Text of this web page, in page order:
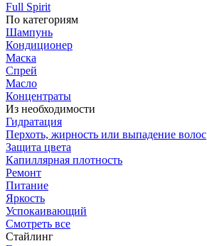
Full Spirit
По категориям
Шампунь
Кондиционер
Маска
Спрей
Масло
Концентраты
Из необходимости
Гидратация
Перхоть, жирность или выпадение волос
Защита цвета
Капиллярная плотность
Ремонт
Питание
Яркость
Успокаивающий
Смотреть все
Стайлинг